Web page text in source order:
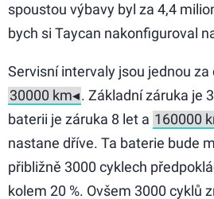
spoustou výbavy byl za 4,4
bych si Taycan nakonfiguroval
Servisní intervaly jsou jednou za
. Základní záruka je
baterii je záruka 8 let a
nastane dříve. Ta baterie bude
přibližně 3000 cyklech
kolem 20 %. Ovšem 3000 cyklů